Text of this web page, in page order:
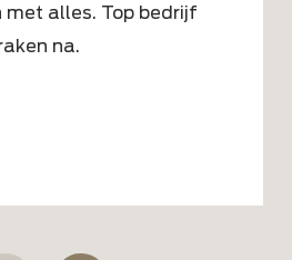
met alles. Top bedrijf
na.